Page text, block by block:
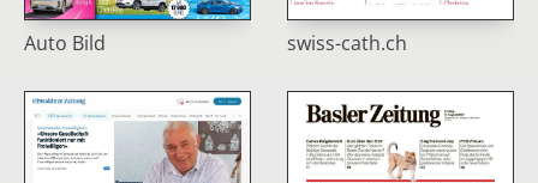
Auto Bild swiss-cath.ch